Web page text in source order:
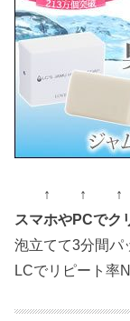
↑ ↑ ↑
スマホやPCでク
泡立てて3分間パ
LCでリピート率